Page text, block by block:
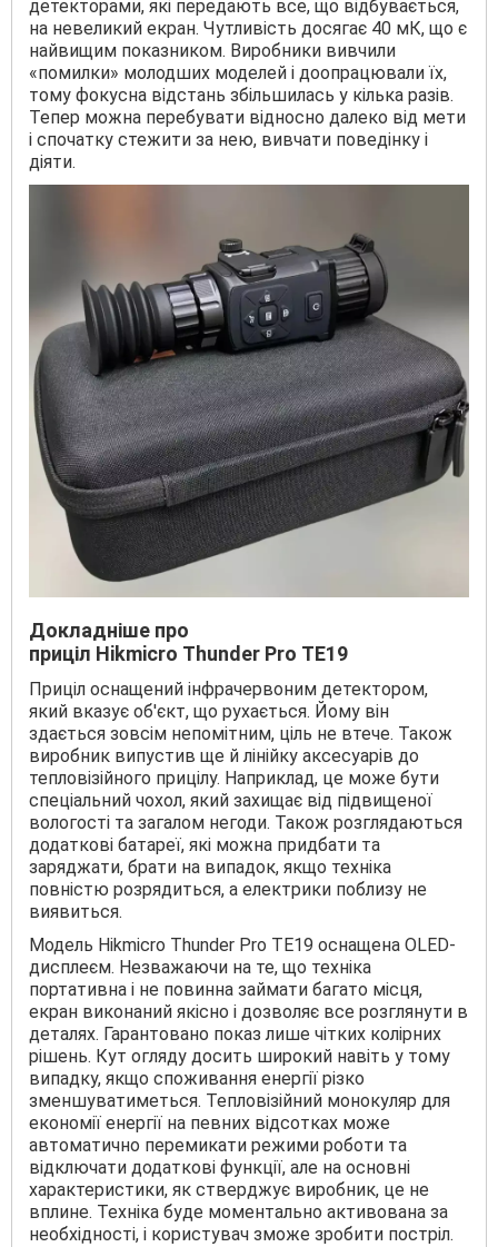
детекторами, які передають все, що відбувається,
на невеликий екран. Чутливість досягає 40 мК, що є
найвищим показником. Виробники вивчили
«помилки» молодших моделей і доопрацювали їх,
тому фокусна відстань збільшилась у кілька разів.
Тепер можна перебувати відносно далеко від мети
і спочатку стежити за нею, вивчати поведінку і
діяти.
Докладніше про
приціл Hikmicro Thunder Pro TE19
Приціл оснащений інфрачервоним детектором,
який вказує об'єкт, що рухається. Йому він
здається зовсім непомітним, ціль не втече. Також
виробник випустив ще й лінійку аксесуарів до
тепловізійного прицілу. Наприклад, це може бути
спеціальний чохол, який захищає від підвищеної
вологості та загалом негоди. Також розглядаються
додаткові батареї, які можна придбати та
заряджати, брати на випадок, якщо техніка
повністю розрядиться, а електрики поблизу не
виявиться.
Модель Hikmicro Thunder Pro TE19 оснащена OLED-
дисплеєм. Незважаючи на те, що техніка
портативна і не повинна займати багато місця,
екран виконаний якісно і дозволяє все розглянути в
деталях. Гарантовано показ лише чітких колірних
рішень. Кут огляду досить широкий навіть у тому
випадку, якщо споживання енергії різко
зменшуватиметься. Тепловізійний монокуляр для
економії енергії на певних відсотках може
автоматично перемикати режими роботи та
відключати додаткові функції, але на основні
характеристики, як стверджує виробник, це не
вплине. Техніка буде моментально активована за
необхідності, і користувач зможе зробити постріл.